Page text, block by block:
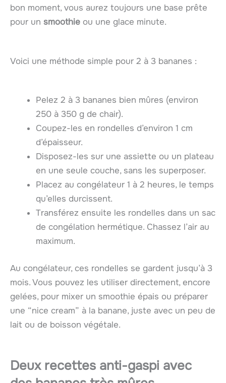
bon moment, vous aurez toujours une base prête
pour un smoothie ou une glace minute.
Voici une méthode simple pour 2 à 3 bananes :
Pelez 2 à 3 bananes bien mûres (environ
250 à 350 g de chair).
Coupez-les en rondelles d’environ 1 cm
d’épaisseur.
Disposez-les sur une assiette ou un plateau
en une seule couche, sans les superposer.
Placez au congélateur 1 à 2 heures, le temps
qu’elles durcissent.
Transférez ensuite les rondelles dans un sac
de congélation hermétique. Chassez l’air au
maximum.
Au congélateur, ces rondelles se gardent jusqu’à 3
mois. Vous pouvez les utiliser directement, encore
gelées, pour mixer un smoothie épais ou préparer
une “nice cream” à la banane, juste avec un peu de
lait ou de boisson végétale.
Deux recettes anti-gaspi avec